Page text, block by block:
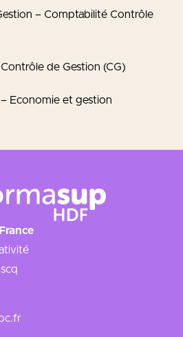
– Comptabilité Contrôle
de Gestion (CG)
Economie et gestion